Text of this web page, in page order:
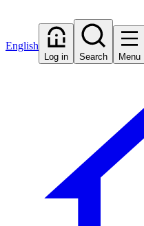
English
Log in Search Menu